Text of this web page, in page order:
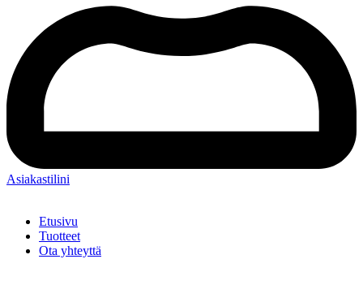
Asiakastilini
Etusivu
Tuotteet
Ota yhteyttä